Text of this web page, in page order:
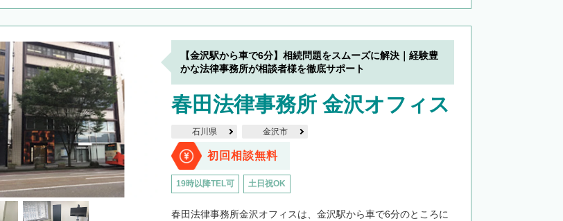
【金沢駅から車で6分】相続問題をスムーズに解決｜経験豊
かな法律事務所が相談者様を徹底サポート
春田法律事務所 金沢オフィス
石川県 金沢市
初回相談無料
19時以降TEL可 土日祝OK
春田法律事務所金沢オフィスは、金沢駅から車で6分のところに